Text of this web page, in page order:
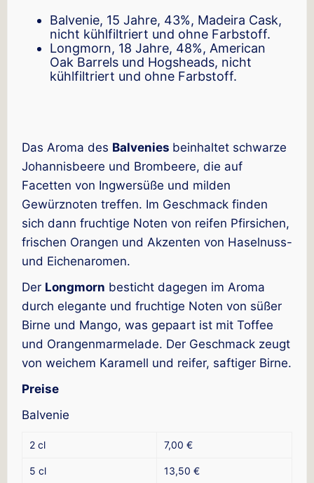
Balvenie, 15 Jahre, 43%, Madeira Cask,
nicht kühlfiltriert und ohne Farbstoff.
Longmorn, 18 Jahre, 48%, American
Oak Barrels und Hogsheads, nicht
kühlfiltriert und ohne Farbstoff.
Das Aroma des Balvenies beinhaltet schwarze
Johannisbeere und Brombeere, die auf
Facetten von Ingwersüße und milden
Gewürznoten treffen. Im Geschmack finden
sich dann fruchtige Noten von reifen Pfirsichen,
frischen Orangen und Akzenten von Haselnuss-
und Eichenaromen.
Der Longmorn besticht dagegen im Aroma
durch elegante und fruchtige Noten von süßer
Birne und Mango, was gepaart ist mit Toffee
und Orangenmarmelade. Der Geschmack zeugt
von weichem Karamell und reifer, saftiger Birne.
Preise
Balvenie
2 cl 7,00 €
5 cl 13,50 €